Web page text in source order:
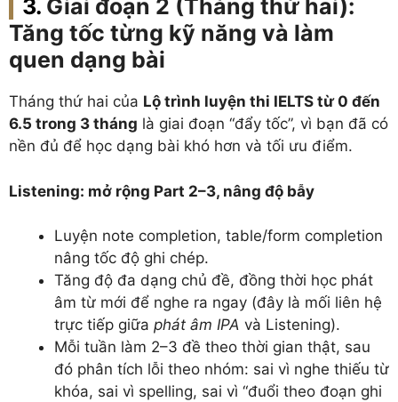
Giai đoạn 2 (Tháng thứ hai):
Tăng tốc từng kỹ năng và làm
quen dạng bài
Tháng thứ hai của Lộ trình luyện thi IELTS từ 0 đến
6.5 trong 3 tháng là giai đoạn “đẩy tốc”, vì bạn đã có
nền đủ để học dạng bài khó hơn và tối ưu điểm.
Listening: mở rộng Part 2–3, nâng độ bẫy
Luyện note completion, table/form completion
nâng tốc độ ghi chép.
Tăng độ đa dạng chủ đề, đồng thời học phát
âm từ mới để nghe ra ngay (đây là mối liên hệ
trực tiếp giữa phát âm IPA và Listening).
Mỗi tuần làm 2–3 đề theo thời gian thật, sau
đó phân tích lỗi theo nhóm: sai vì nghe thiếu từ
khóa, sai vì spelling, sai vì “đuổi theo đoạn ghi